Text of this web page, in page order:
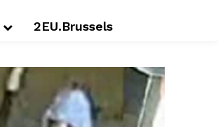
2EU.Brussels